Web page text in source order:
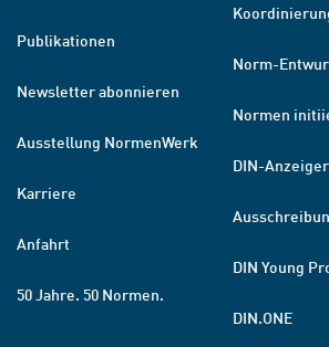
Publikationen
Newsletter abonnieren
Ausstellung NormenWerk
Karriere
Anfahrt
50 Jahre. 50 Normen.
Norm-
Normen
DIN-Anzeiger
DIN Young
DIN.ONE